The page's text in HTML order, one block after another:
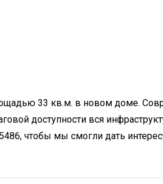
33 кв.м. в новом доме.
доступности вся
чтобы мы смогли дать